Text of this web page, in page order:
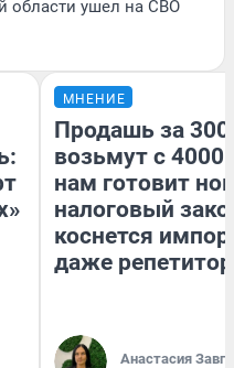
области ушел на СВО
МНЕНИЕ
Продашь за
возьмут с
нам готовит
налоговый
коснется
даже
Анастасия